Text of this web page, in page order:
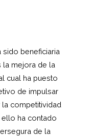
sido beneficiaria
mejora de la
cual ha puesto
de impulsar
competitividad
ello ha contado
de la